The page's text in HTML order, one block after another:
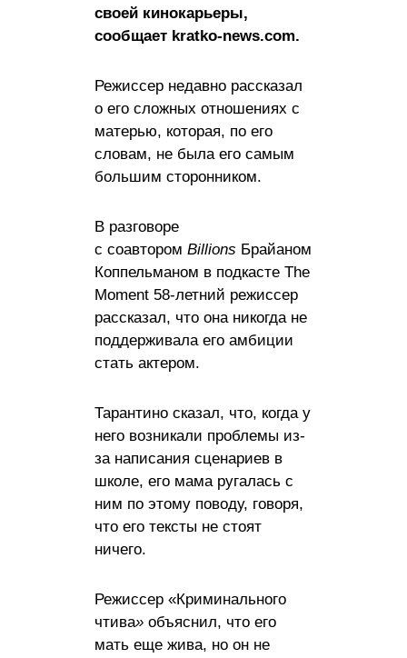
своей кинокарьеры,
сообщает kratko-news.com.
Режиссер недавно рассказал
о его сложных отношениях с
матерью, которая, по его
словам, не была его самым
большим сторонником.
В разговоре
с соавтором Billions Брайаном
Коппельманом в подкасте The
Moment 58-летний режиссер
рассказал, что она никогда не
поддерживала его амбиции
стать актером.
Тарантино сказал, что, когда у
него возникали проблемы из-
за написания сценариев в
школе, его мама ругалась с
ним по этому поводу, говоря,
что его тексты не стоят
ничего.
Режиссер «Криминального
чтива» объяснил, что его
мать еще жива, но он не